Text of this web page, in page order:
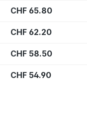
CHF 65.80
CHF 62.20
CHF 58.50
CHF 54.90